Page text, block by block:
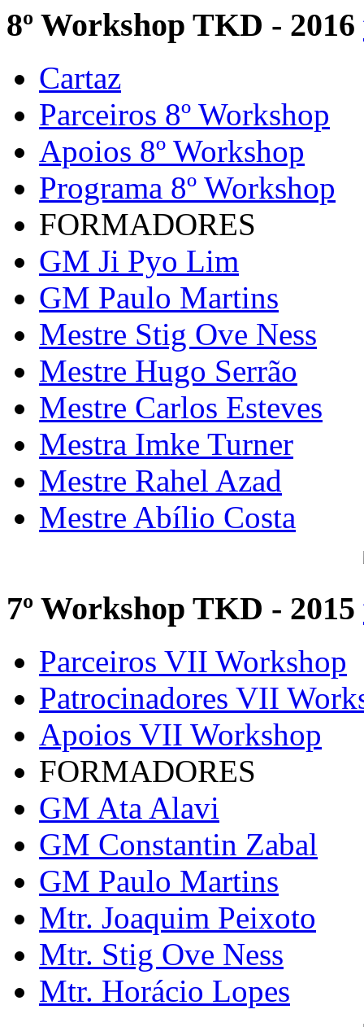
8º Workshop TKD - 2016
Cartaz
Parceiros 8º Workshop
Apoios 8º Workshop
Programa 8º Workshop
FORMADORES
GM Ji Pyo Lim
GM Paulo Martins
Mestre Stig Ove Ness
Mestre Hugo Serrão
Mestre Carlos Esteves
Mestra Imke Turner
Mestre Rahel Azad
Mestre Abílio Costa
7º Workshop TKD - 2015
Parceiros VII Workshop
Patrocinadores VII
Apoios VII Workshop
FORMADORES
GM Ata Alavi
GM Constantin Zabal
GM Paulo Martins
Mtr. Joaquim Peixoto
Mtr. Stig Ove Ness
Mtr. Horácio Lopes